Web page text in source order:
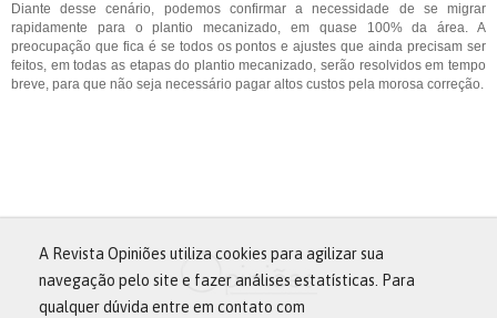
Diante desse cenário, podemos confirmar a necessidade de se migrar
rapidamente para o plantio mecanizado, em quase 100% da área. A
preocupação que fica é se todos os pontos e ajustes que ainda precisam ser
feitos, em todas as etapas do plantio mecanizado, serão resolvidos em tempo
breve, para que não seja necessário pagar altos custos pela morosa correção.
A Revista Opiniões utiliza cookies para agilizar sua
navegação pelo site e fazer análises estatísticas. Para
qualquer dúvida entre em contato com